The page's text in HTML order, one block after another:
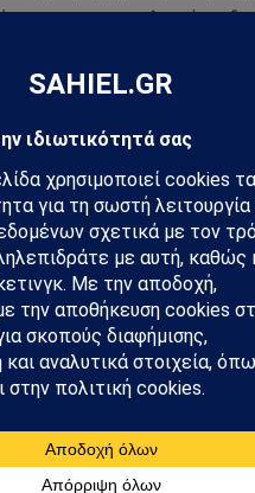
στη γεωπολιτική, τη
Ελλάδα και τον ευρύτερο